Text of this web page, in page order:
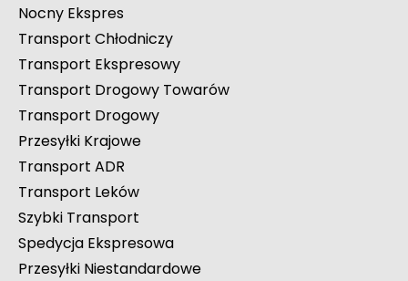
Nocny Ekspres
Transport Chłodniczy
Transport Ekspresowy
Transport Drogowy Towarów
Transport Drogowy
Przesyłki Krajowe
Transport ADR
Transport Leków
Szybki Transport
Spedycja Ekspresowa
Przesyłki Niestandardowe